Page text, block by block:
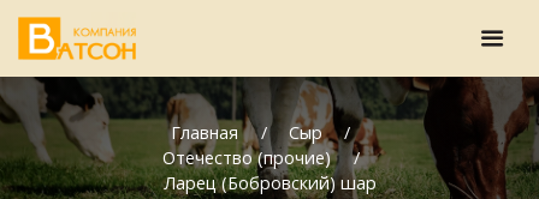
Главная
Сыр
Отечество (прочие)
Ларец (Бобровский) шар